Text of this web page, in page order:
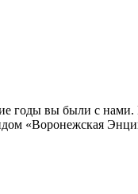
годы вы были с
«Воронежская